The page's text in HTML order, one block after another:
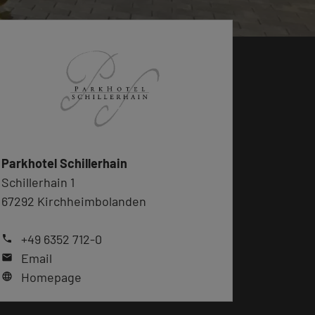
Parkhotel Schillerhain
Schillerhain 1
67292 Kirchheimbolanden
phone +49 6352 712-0
mail Email
language Homepage